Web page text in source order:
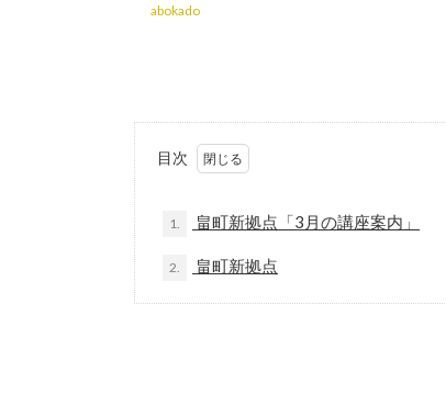
abokado
目次
1. 畠町新拠点「3月の講座案内」
2. 畠町新拠点